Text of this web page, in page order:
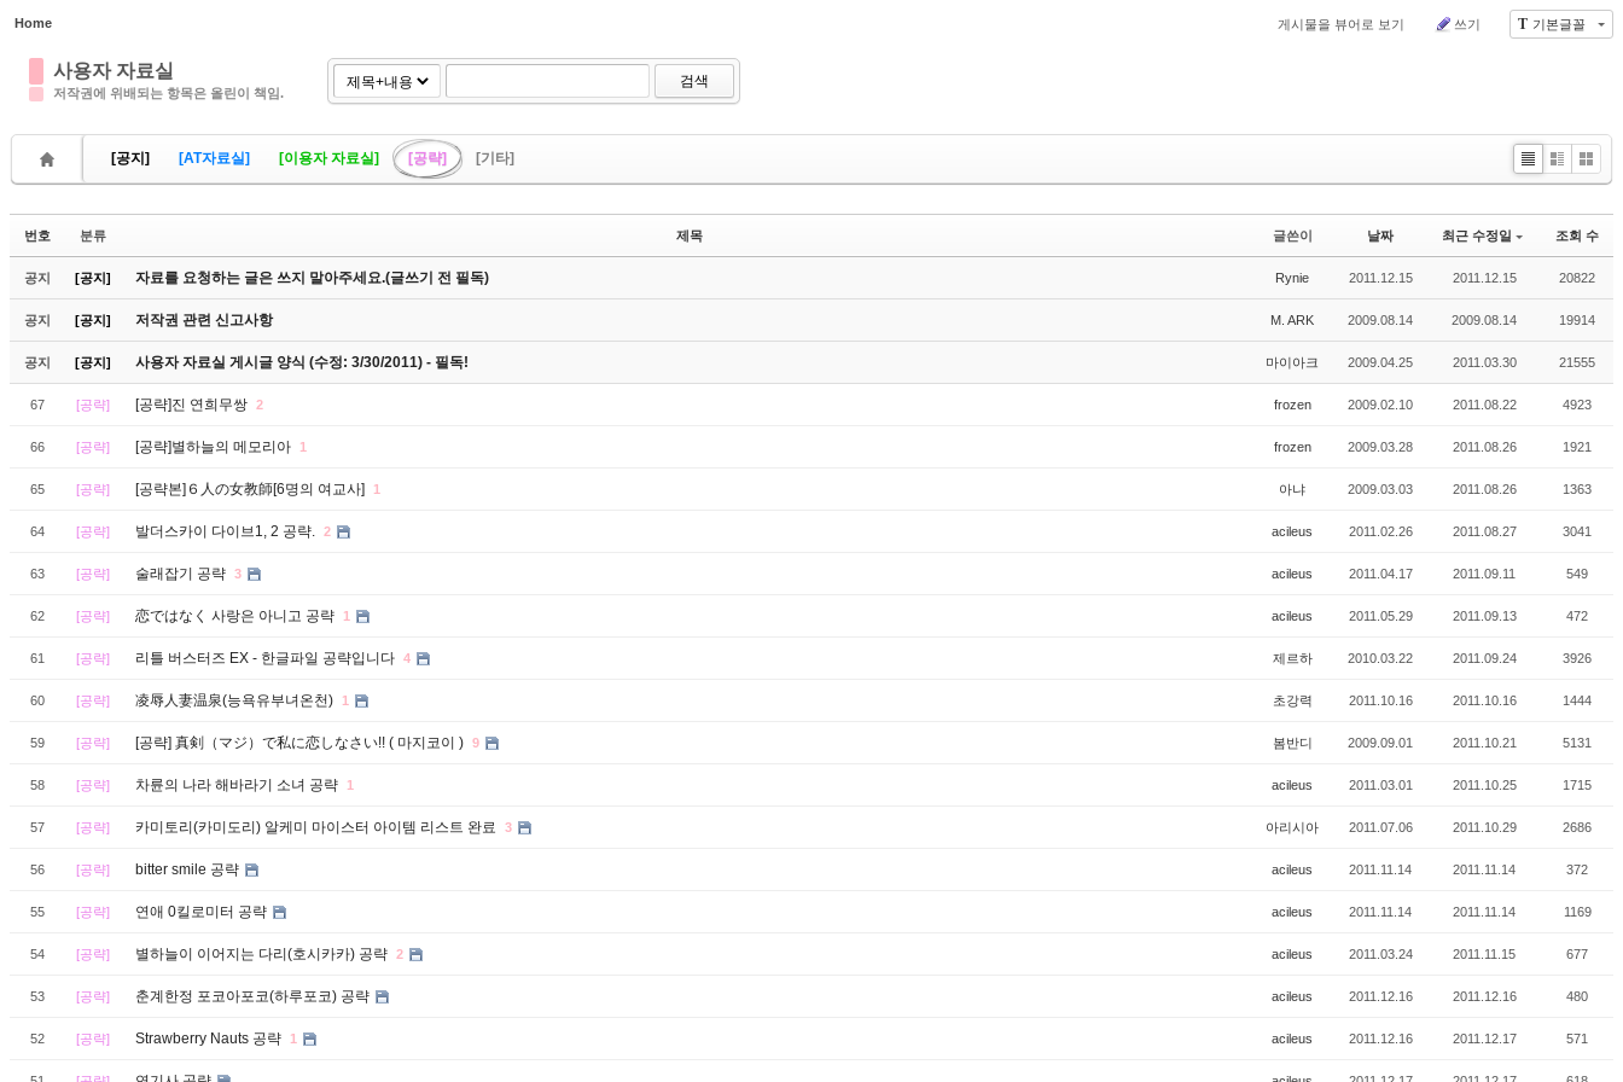
Home T 기본글꼴
게시물을 뷰어로 보기 쓰기
사용자 자료실
저작권에 위배되는 항목은 올린이 책임.
검색
[공지] [AT자료실] [이용자 자료실] [공략]
[기타]
Li
Zi
e
G
le
r
번호 분류 제목 글쓴이 날짜 최근 수정일 조회 수
공지 [공지] 자료를 요청하는 글은 쓰지 말아주세요.(글쓰기 전 필독) Rynie 2011.12.15 2011.12.15 20822
공지 [공지] 저작권 관련 신고사항 M. ARK 2009.08.14 2009.08.14 19914
공지 [공지] 사용자 자료실 게시글 양식 (수정: 3/30/2011) - 필독! 마이아크 2009.04.25 2011.03.30 21555
67 [공략] [공략]진 연희무쌍 2 frozen 2009.02.10 2011.08.22 4923
66 [공략] [공략]별하늘의 메모리아 1 frozen 2009.03.28 2011.08.26 1921
65 [공략] [공략본]６人の女教師[6명의 여교사] 1 아냐 2009.03.03 2011.08.26 1363
64 [공략] 발더스카이 다이브1, 2 공략. 2 acileus 2011.02.26 2011.08.27 3041
63 [공략] 술래잡기 공략 3 acileus 2011.04.17 2011.09.11 549
62 [공략] 恋ではなく 사랑은 아니고 공략 1 acileus 2011.05.29 2011.09.13 472
61 [공략] 리틀 버스터즈 EX - 한글파일 공략입니다 4 제르하 2010.03.22 2011.09.24 3926
60 [공략] 凌辱人妻温泉(능욕유부녀온천) 1 초강력 2011.10.16 2011.10.16 1444
59 [공략] [공략] 真剣（マジ）で私に恋しなさい!! ( 마지코이 ) 9 봄반디 2009.09.01 2011.10.21 5131
58 [공략] 차륜의 나라 해바라기 소녀 공략 1 acileus 2011.03.01 2011.10.25 1715
57 [공략] 카미토리(카미도리) 알케미 마이스터 아이템 리스트 완료 3 아리시아 2011.07.06 2011.10.29 2686
56 [공략] bitter smile 공략 acileus 2011.11.14 2011.11.14 372
55 [공략] 연애 0킬로미터 공략 acileus 2011.11.14 2011.11.14 1169
54 [공략] 별하늘이 이어지는 다리(호시카카) 공략 2 acileus 2011.03.24 2011.11.15 677
53 [공략] 춘계한정 포코아포코(하루포코) 공략 acileus 2011.12.16 2011.12.16 480
52 [공략] Strawberry Nauts 공략 1 acileus 2011.12.16 2011.12.17 571
Sketchbook5, 스케치북5
Sketchbook5, 스케치북5
Sketchbook5, 스케치북5
Sketchbook5, 스케치북5